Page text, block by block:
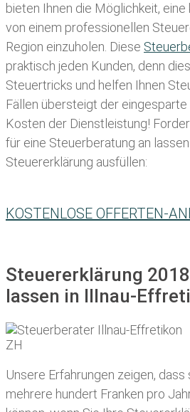
bieten Ihnen die Möglichkeit,
von einem professionellen
Region einzuholen. Diese
praktisch jeden Kunden, denn
Steuertricks und helfen Ihnen
Fällen übersteigt der
Kosten der Dienstleistung!
für eine Steuerberatung an
Steuererklärung ausfüllen:
KOSTENLOSE OFFERTEN-
Steuererklärung
lassen in Illnau-
Unsere Erfahrungen zeigen, dass
mehrere hundert Franken pro